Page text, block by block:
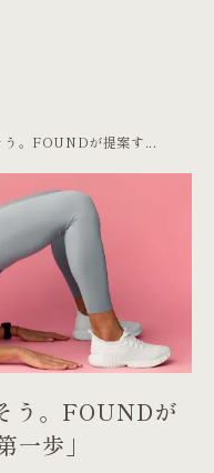
う。FOUNDが提案す...
う。FOUNDが
一歩」